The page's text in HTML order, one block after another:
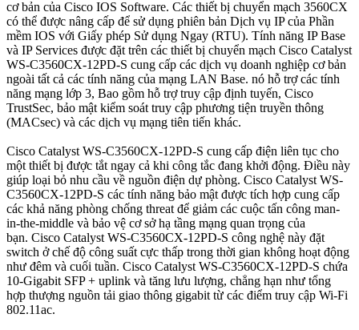
cơ bản của Cisco IOS Software. Các thiết bị chuyển mạch 3560CX
có thể được nâng cấp để sử dụng phiên bản Dịch vụ IP của Phần
mềm IOS với Giấy phép Sử dụng Ngay (RTU). Tính năng IP Base
và IP Services được đặt trên các thiết bị chuyển mạch Cisco Catalyst
WS-C3560CX-12PD-S cung cấp các dịch vụ doanh nghiệp cơ bản
ngoài tất cả các tính năng của mạng LAN Base. nó hỗ trợ các tính
năng mạng lớp 3, Bao gồm hỗ trợ truy cập định tuyến, Cisco
TrustSec, bảo mật kiểm soát truy cập phương tiện truyền thông
(MACsec) và các dịch vụ mạng tiên tiến khác.
Cisco Catalyst WS-C3560CX-12PD-S cung cấp điện liên tục cho
một thiết bị được tắt ngay cả khi công tắc đang khởi động. Điều này
giúp loại bỏ nhu cầu về nguồn điện dự phòng. Cisco Catalyst WS-
C3560CX-12PD-S các tính năng bảo mật được tích hợp cung cấp
các khả năng phòng chống threat để giảm các cuộc tấn công man-
in-the-middle và bảo vệ cơ sở hạ tầng mạng quan trọng của
bạn. Cisco Catalyst WS-C3560CX-12PD-S công nghệ này đặt
switch ở chế độ công suất cực thấp trong thời gian không hoạt động
như đêm và cuối tuần. Cisco Catalyst WS-C3560CX-12PD-S chứa
10-Gigabit SFP + uplink và tăng lưu lượng, chẳng hạn như tổng
hợp thượng nguồn tải giao thông gigabit từ các điểm truy cập Wi-Fi
802.11ac.